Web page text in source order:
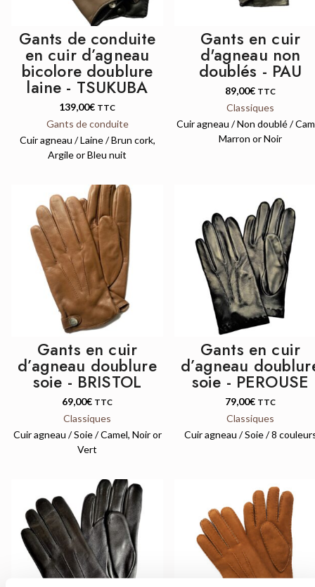
Gants de conduite
en cuir d’agneau
bicolore doublure
laine - TSUKUBA
139,00€ TTC
Gants de conduite
Cuir agneau / Laine / Brun cork,
Argile or Bleu nuit
Gants en cuir
d'agneau non
doublés - PAU
89,00€ TTC
Classiques
Cuir agneau / Non doublé /
Marron or Noir
QUICK VIEW
Gants en cuir
d’agneau doublure
soie - BRISTOL
69,00€ TTC
Classiques
Cuir agneau / Soie / Camel, Noir or
Vert
QUICK VIEW
Gants en cuir
d’agneau
soie - PEROUSE
79,00€ TTC
Classiques
Cuir agneau / Soie / 8
QUICK VIEW QUICK VIEW